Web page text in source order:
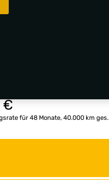
€
für 48 Monate, 40.000 km ges.